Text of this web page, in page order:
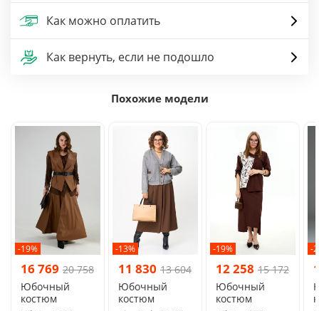
Как можно оплатить
Как вернуть, если не подошло
Похожие модели
-19%
16 769 20 758
Юбочный
костюм
-13%
11 830 13 604
Юбочный
костюм
-19%
12 258 15 172
Юбочный
костюм
-